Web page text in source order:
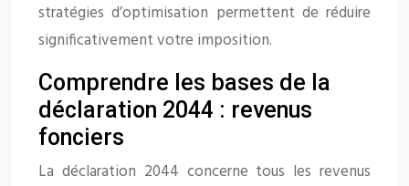
stratégies d’optimisation permettent de réduire
significativement votre imposition.
Comprendre les bases de la
déclaration 2044 : revenus
fonciers
La déclaration 2044 concerne tous les revenus